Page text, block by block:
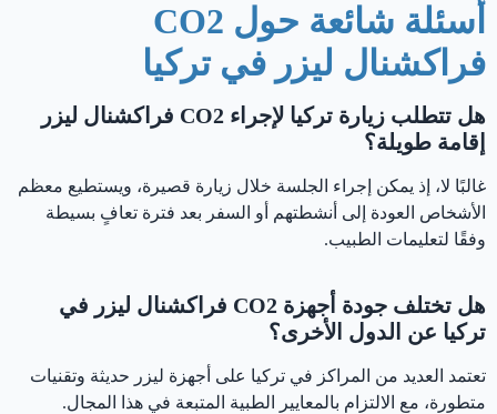
أسئلة شائعة حول CO2
فراكشنال ليزر في تركيا
هل تتطلب زيارة تركيا لإجراء CO2 فراكشنال ليزر
إقامة طويلة؟
غالبًا لا، إذ يمكن إجراء الجلسة خلال زيارة قصيرة، ويستطيع معظم
الأشخاص العودة إلى أنشطتهم أو السفر بعد فترة تعافٍ بسيطة
وفقًا لتعليمات الطبيب.
هل تختلف جودة أجهزة CO2 فراكشنال ليزر في
تركيا عن الدول الأخرى؟
تعتمد العديد من المراكز في تركيا على أجهزة ليزر حديثة وتقنيات
متطورة، مع الالتزام بالمعايير الطبية المتبعة في هذا المجال.